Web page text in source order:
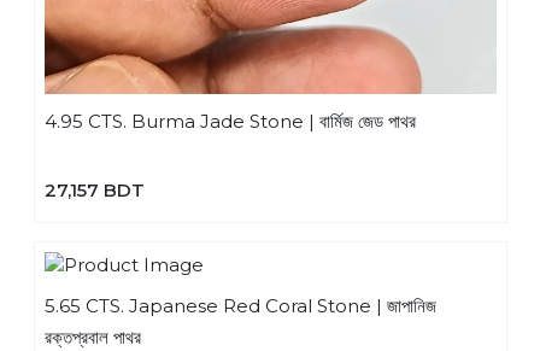
4.95 CTS. Burma Jade Stone | বার্মিজ জেড পাথর
27,157 BDT
5.65 CTS. Japanese Red Coral Stone | জাপানিজ
রক্তপ্রবাল পাথর